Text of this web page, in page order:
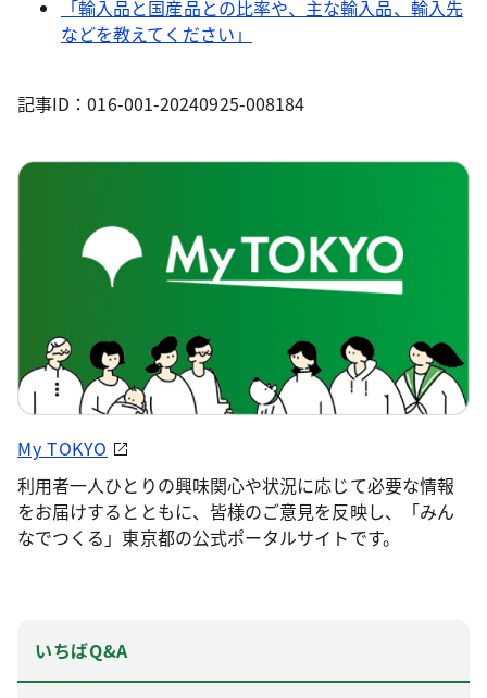
「輸入品と国産品との比率や、主な輸入品、輸入先
などを教えてください」
記事ID：016-001-20240925-008184
My TOKYO
利用者一人ひとりの興味関心や状況に応じて必要な情報
をお届けするとともに、皆様のご意見を反映し、「みん
なでつくる」東京都の公式ポータルサイトです。
いちばQ&A